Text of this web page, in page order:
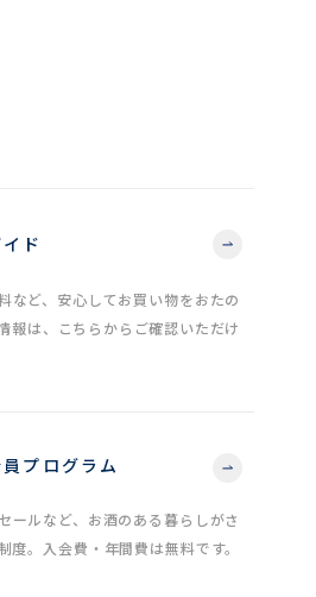
ド
など、安心してお買い物をおたの
報は、こちらからご確認いただけ
プログラム
ールなど、お酒のある暮らしがさ
度。入会費・年間費は無料です。